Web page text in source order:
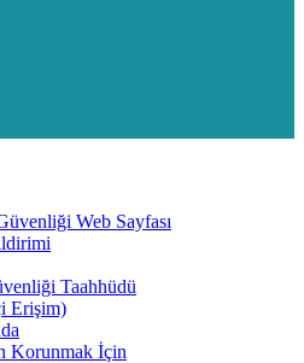
Web Sayfası
Taahhüdü
Erişim)
Korunmak İçin